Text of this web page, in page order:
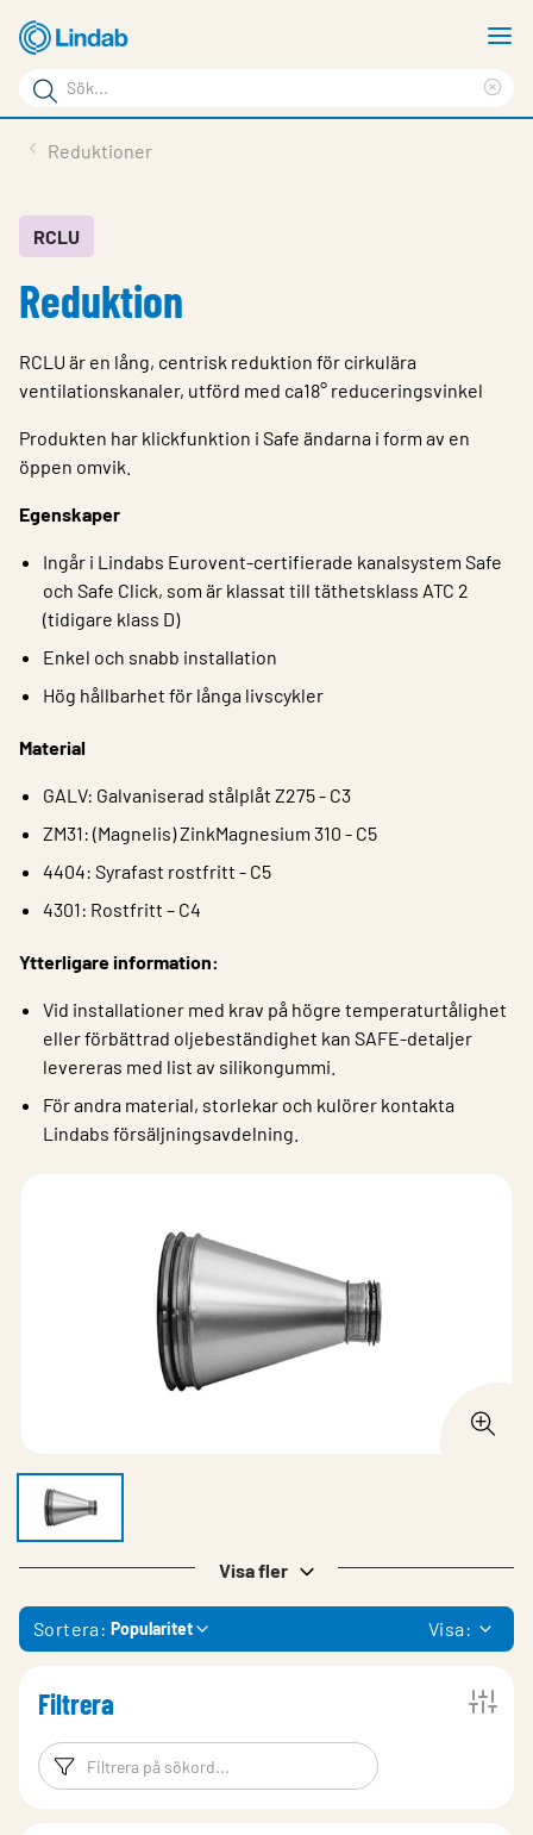
Hoppa
till
huvudinnehållet
Sökord
Sök
på
Service & Support
Hållbarhet
Kontakt
Logga in
Reduktioner
RCLU
Reduktion
RCLU är en lång, centrisk reduktion för cirkulära
ventilationskanaler, utförd med ca18° reduceringsvinkel
Produkten har klickfunktion i Safe ändarna i form av en
öppen omvik.
Egenskaper
Ingår i Lindabs Eurovent-certifierade kanalsystem Safe
och Safe Click, som är klassat till täthetsklass ATC 2
(tidigare klass D)
Enkel och snabb installation
Hög hållbarhet för långa livscykler
Material
GALV: Galvaniserad stålplåt Z275 - C3
ZM31: (Magnelis) ZinkMagnesium 310 - C5
4404: Syrafast rostfritt - C5
4301: Rostfritt – C4
Ytterligare information:
Vid installationer med krav på högre temperaturtålighet
eller förbättrad oljebeständighet kan SAFE-detaljer
levereras med list av silikongummi.
För andra material, storlekar och kulörer kontakta
Lindabs försäljningsavdelning.
Visa fler
Sortera: Popularitet Visa:
Filtrera
Filtreringsord Filtrera